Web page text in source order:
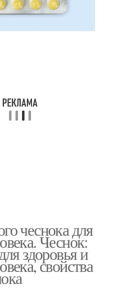
чеснока для
Чеснок:
здоровья и
свойства